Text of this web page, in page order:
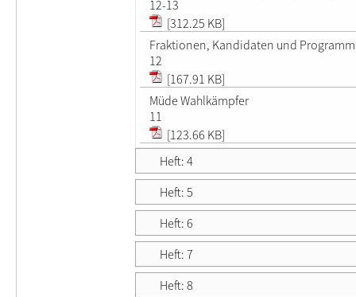
12-13
[312.25 KB]
Fraktionen, Kandidaten und
12
[167.91 KB]
Müde Wahlkämpfer
11
[123.66 KB]
Heft: 4
Heft: 5
Heft: 6
Heft: 7
Heft: 8